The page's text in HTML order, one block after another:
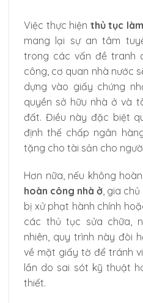
Việc thực hiện thủ tục
mang lại sự an tâm
trong các vấn đề tranh
công, cơ quan nhà nước
dựng vào giấy chứng
quyền sở hữu nhà ở và
đất. Điều này đặc biệt
định thế chấp ngân
tặng cho tài sản cho
Hơn nữa, nếu không
hoàn công nhà ở, gia
bị xử phạt hành chính
các thủ tục sửa chữa,
nhiên, quy trình này đòi
về mặt giấy tờ để tránh
lần do sai sót kỹ thuật
thiết.